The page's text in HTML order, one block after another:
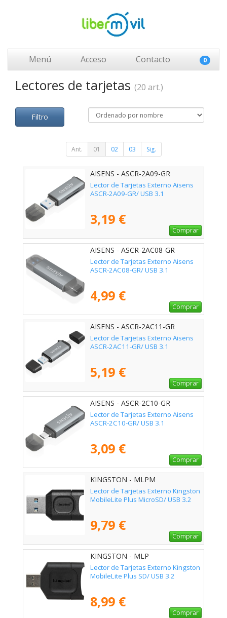
Menú Acceso Contacto 0
Lectores de tarjetas (20 art.)
Filtro
Ant. 01 02 03 Sig.
AISENS - ASCR-2A09-GR
Lector de Tarjetas Externo Aisens
ASCR-2A09-GR/ USB 3.1
3,19 €
Comprar
AISENS - ASCR-2AC08-GR
Lector de Tarjetas Externo Aisens
ASCR-2AC08-GR/ USB 3.1
4,99 €
Comprar
AISENS - ASCR-2AC11-GR
Lector de Tarjetas Externo Aisens
ASCR-2AC11-GR/ USB 3.1
5,19 €
Comprar
AISENS - ASCR-2C10-GR
Lector de Tarjetas Externo Aisens
ASCR-2C10-GR/ USB 3.1
3,09 €
Comprar
KINGSTON - MLPM
Lector de Tarjetas Externo Kingston
MobileLite Plus MicroSD/ USB 3.2
9,79 €
Comprar
KINGSTON - MLP
Lector de Tarjetas Externo Kingston
MobileLite Plus SD/ USB 3.2
8,99 €
Comprar